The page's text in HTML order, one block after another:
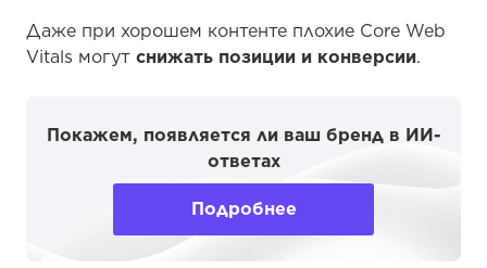
Даже при хорошем контенте плохие Core Web
Vitals могут снижать позиции и конверсии.
Покажем, появляется ли ваш бренд в ИИ-
ответах
Подробнее